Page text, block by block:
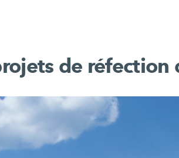
de réfection